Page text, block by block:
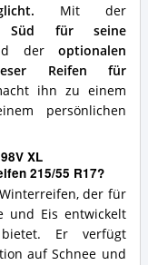
Mit der
Süd für seine
der optionalen
Reifen für
ihn zu einem
persönlichen
XL
215/55 R17?
der für
und Eis entwickelt
Er verfügt
auf Schnee und